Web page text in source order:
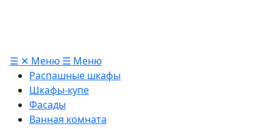
☰ ✕ Меню ☰ Меню
Распашные шкафы
Шкафы-купе
Фасады
Ванная комната